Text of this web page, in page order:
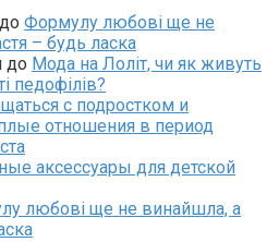
до Формулу любові ще не
– будь ласка
до Мода на Лоліт, чи як живуть
педофілів?
с подростком и
отношения в период
аксессуары для детской
любові ще не винайшла, а